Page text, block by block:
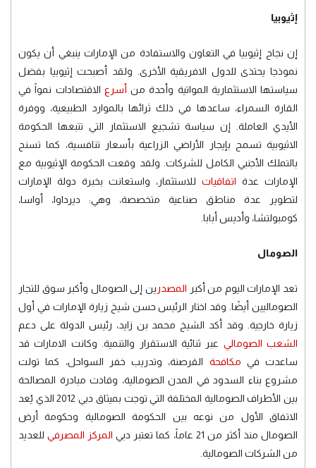
إثيوبيا
إن نجاح إثيوبيا في التعاون والاستفادة من الإمارات ينبغي أن يكون
نموذجا يحتذى للدول الافريقية الأخرى. ولقد أصبحت إثيوبيا بفضل
سياستها الاستثمارية المواتية وأحدة من أسرع الاقتصادات نمواً في
القارة السمراء، ساعدها في ذلك ثرائها بالموارد الطبيعية، ووفرة
الأيدي العاملة. إن سياسة تشجيع الاستثمار التي تتبعها الحكومة
الاثيوبية تسمح بإيجار الأراضي الزراعية بأسعار تنافسية، كما تسنح
بالتملك الأجنبي الكامل للشركات. ولقد وقعت الحكومة الإثيوبية مع
الإمارات عدة اتفاقيات للاستثمار، واستعانت بخبرة دولة الإمارات
لتطوير عدة مناطق صناعية متخصصة، وهي: ديرداوا، أواسا،
كومبولتشا، وأديس أبابا.
الصومال
تعد الإمارات اليوم من أكبر المصدر ين إلى الصومال وأكبر سوق للتجار
الصوماليين أيضًا. وقد اختار الرئيس حسن شيخ زيارة الإمارات في أول
زيارة خارجية. وقد أكد الشيخ محمد بن زايد، رئيس الدولة على دعم
الشعب الصومالي عبر ثنائية الاستقرار والتنمية. وكانت الامارات قد
ساعدت في مكافحة القرصنة، وتدريب خفر السواحل، كما تولت
مشروع بناء السدود في المدن الصومالية، وقادت مبادرة المصالحة
بين الأطراف الصومالية المختلفة التي توجت بميثاق دبي 2012 الذي يُعد
الاتفاق الأول من نوعه بين الحكومة الصومالية وحكومة أرض
الصومال منذ أكثر من 21 عاماً، كما تعتبر دبي
المركز المصرفيللعديد
من الشركات الصومالية.